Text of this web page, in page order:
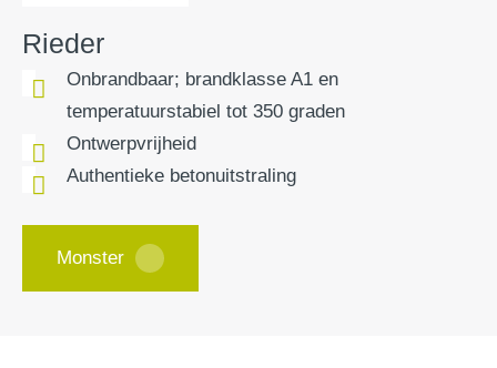
Rieder
Onbrandbaar; brandklasse A1 en
temperatuurstabiel tot 350 graden
Ontwerpvrijheid
Authentieke betonuitstraling
Monster